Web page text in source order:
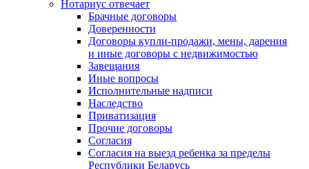
Нотариус отвечает
Брачные договоры
Доверенности
Договоры купли-продажи, мены, дарения
и иные договоры с недвижимостью
Завещания
Иные вопросы
Исполнительные надписи
Наследство
Приватизация
Прочие договоры
Согласия
Согласия на выезд ребенка за пределы
Республики Беларусь